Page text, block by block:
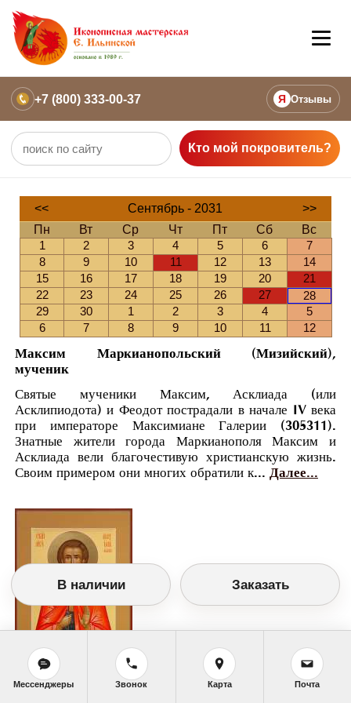
+7 (800) 333-00-37 Я Отзывы
Кто мой покровитель?
<< Сентябрь - 2031
>>
Пн
Вт Ср Чт Пт Сб
Вс
1
2 3 4 5 6
7
8
9 10 11 12 13
14
15
16 17 18 19 20
21
22
23 24 25 26 27
28
29
30 1 2 3 4
5
6
7 8 9 10 11 12
Максим Маркианопольский (Мизийский),
мученик
Святые мученики Максим, Асклиада (или
Асклипиодота) и Феодот пострадали в начале IV века
при императоре Максимиане Галерии (305311).
Знатные жители города Маркианополя Максим и
Асклиада вели благочестивую христианскую жизнь.
Своим примером они многих обратили к... Далее...
Православный календарь
В наличии Заказать
Мессенджеры Звонок Карта Почта